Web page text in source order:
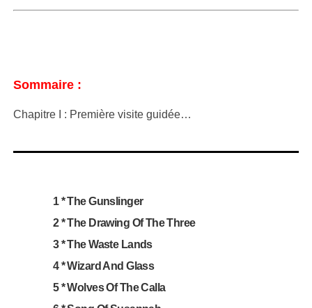
Sommaire :
Chapitre I : Première visite guidée…
1 * The Gunslinger
2 * The Drawing Of The Three
3 * The Waste Lands
4 * Wizard And Glass
5 * Wolves Of The Calla